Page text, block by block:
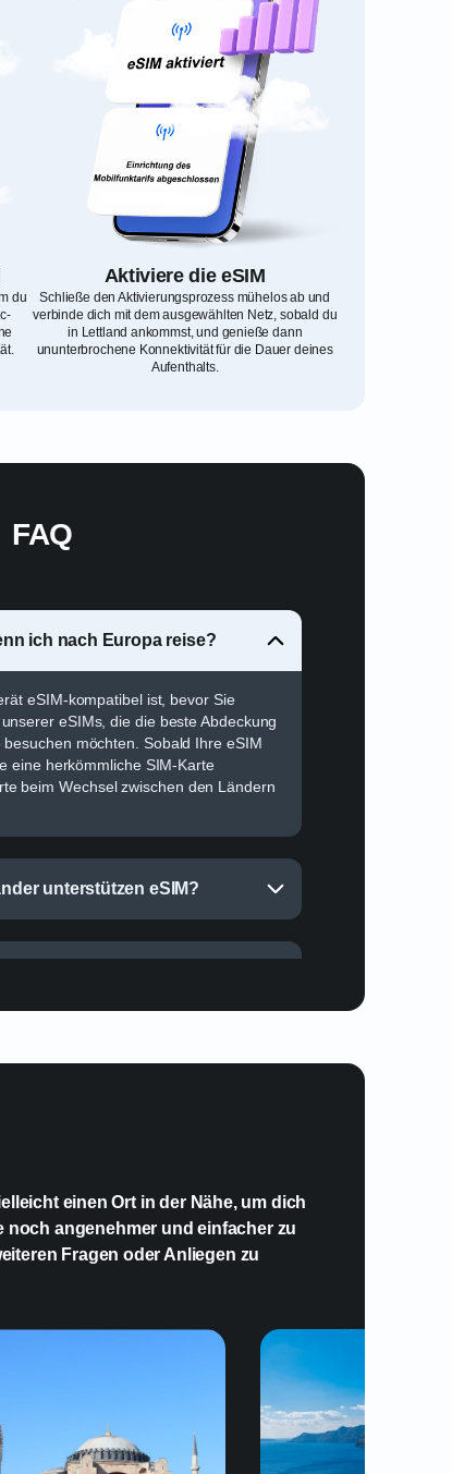
du
Aktiviere die eSIM
Schließe den Aktivierungsprozess mühelos ab und
verbinde dich mit dem ausgewählten Netz, sobald du
in Lettland ankommst, und genieße dann
ununterbrochene Konnektivität für die Dauer deines
Aufenthalts.
FAQ
ich nach Europa reise?
eSIM-kompatibel ist, bevor Sie
eSIMs, die die beste Abdeckung
möchten. Sobald Ihre eSIM
eine herkömmliche SIM-Karte
beim Wechsel zwischen den Ländern
unterstützen eSIM?
einen Ort in der Nähe, um dich
noch angenehmer und einfacher zu
Fragen oder Anliegen zu